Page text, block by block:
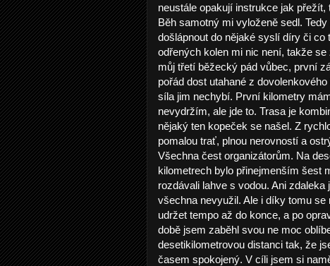
neustále opakují instrukce jak přežít,
Běh samotný mi vyloženě sedl.
došlápnout do nějaké syslí díry či
odřených kolen mi nic není, takže
můj třetí běžecký pád vůbec, první
pořád dost utahané z
síla jim nechybí. První kilometry
nevydržím, ale jde to. Trasa je
nějaký ten kopeček se našel. Z
pomalou trať, plnou nerovností a
Všechna čest organizátorům. Na
kilometrech bylo přinejmenším šest
rozdávali lahve s vodou. Ani zdaleka
všechna nevyužil. Ale i díky tomu se
udržet tempo až do konce, a po
době jsem zaběhl svou ne moc
desetikilometrovou distanci tak, že
časem spokojený. V cíli jsem si